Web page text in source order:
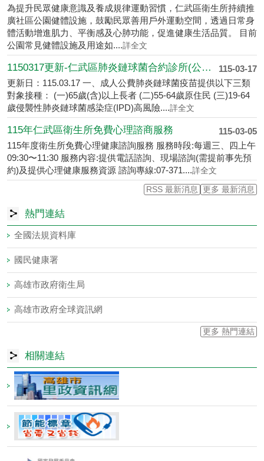
為提升民眾健康意識及養成規律運動習慣，仁武區衛生所持續推
廣社區公園健體設施，鼓勵民眾善用戶外運動空間，透過日常身
體活動增進肌力、平衡感及心肺功能，促進健康生活品質。 目前
公園常見健體設施及用途如....詳全文
115-03-17
1150317更新-仁武區肺炎鏈球菌合約診所(公告版)
更新日：115.03.17 一、成人公費肺炎鏈球菌疫苗提供以下三類
對象接種： (一)65歲(含)以上長者 (二)55-64歲原住民 (三)19-64
歲侵襲性肺炎鏈球菌感染症(IPD)高風險....詳全文
115-03-05
115年仁武區衛生所免費心理諮商服務
115年度衛生所免費心理健康諮詢服務 服務時段:每週三、四上午
09:30〜11:30 服務内容:提供電話諮詢、現場諮詢(需提前事先預
約)及提供心理健康服務資源 諮詢專線:07-371....詳全文
RSS 最新消息 更多 最新消息
熱門連結
全國法規資料庫
國民健康署
高雄市政府衛生局
高雄市政府全球資訊網
更多 熱門連結
相關連結